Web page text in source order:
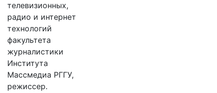
телевизионных,
радио и интернет
технологий
факультета
журналистики
Института
Массмедиа РГГУ,
режиссер.